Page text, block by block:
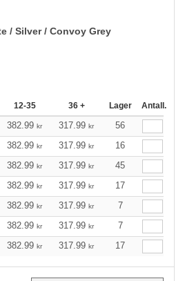
/ Silver / Convoy Grey
12-35 36 + Lager Antall.
382.99 kr 317.99 kr
56
382.99 kr 317.99 kr
16
382.99 kr 317.99 kr
45
382.99 kr 317.99 kr
17
382.99 kr 317.99 kr
7
382.99 kr 317.99 kr
7
382.99 kr 317.99 kr 17